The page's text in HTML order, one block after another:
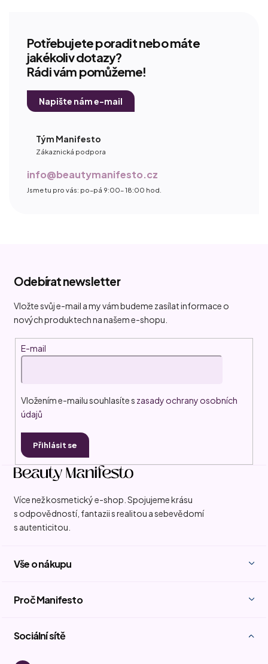
Potřebujete poradit nebo máte
jakékoliv dotazy?
Rádi vám pomůžeme!
Napište nám e-mail
Tým Manifesto
Zákaznická podpora
info@beautymanifesto.cz
Jsme tu pro vás: po–pá 9:00– 18:00 hod.
Odebírat newsletter
Vložte svůj e-mail a my vám budeme zasílat informace o
nových produktech na našem e-shopu.
E-mail
Vložením e-mailu souhlasíte s zasady ochrany osobních
údajů
Přihlásit se
Více než kosmetický e-shop. Spojujeme krásu
s odpovědností, fantazii s realitou a sebevědomí
s autenticitou.
Vše o nákupu
Proč Manifesto
Sociální sítě